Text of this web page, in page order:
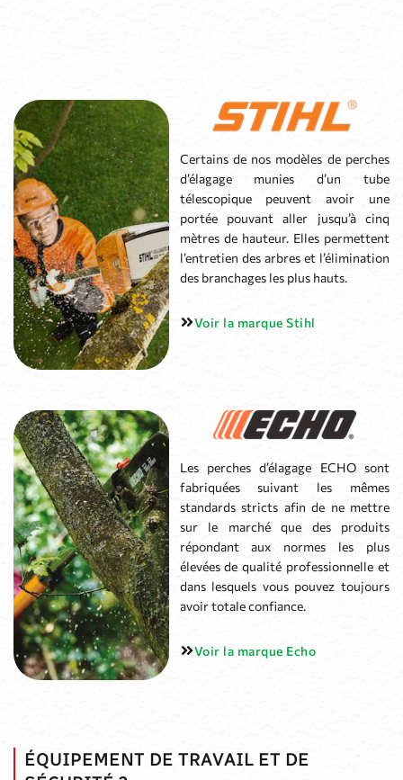
l’entretien des arbres et l’élimination
des branchages les plus hauts.
Voir la marque Stihl
fabriquées suivant les mêmes
élevées de qualité professionnelle et
dans lesquels vous pouvez toujours
Voir la marque Echo
ÉQUIPEMENT DE TRAVAIL ET DE
SÉCURITÉ ?
Pensez à vous équiper pour votre sécurité : casques, lunettes,
gants, vêtements anti-coupures, protection auditive…
Broyer ses déchets de jardinage permet de réduire leur volume,